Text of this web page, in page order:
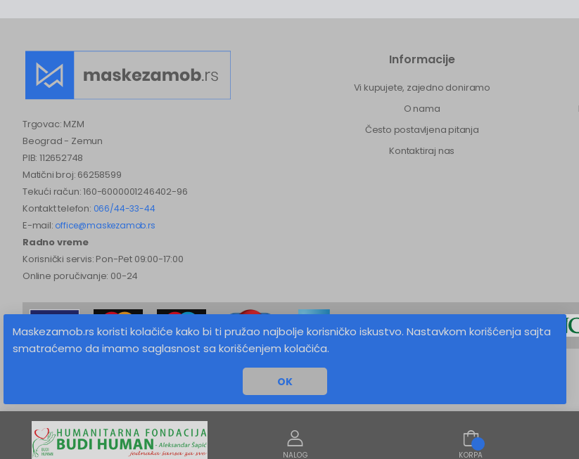
Maskezamob.rs koristi kolačiće kako bi ti pružao najbolje korisničko iskustvo. Nastavkom korišćenja sajta
smatraćemo da imamo saglasnost sa korišćenjem kolačića.
OK
Trgovac: MZM
Beograd - Zemun
PIB: 112652748
Matični broj: 66258599
Tekući račun: 160-6000001246402-96
Kontakt telefon: 066/44-33-44
E-mail: office@maskezamob.rs
Radno vreme
Korisnički servis: Pon-Pet 09:00-17:00
Online poručivanje: 00-24
Informacije
Vi kupujete, zajedno doniramo
O nama
Često postavljena pitanja
Kontaktiraj nas
NALOG KORPA